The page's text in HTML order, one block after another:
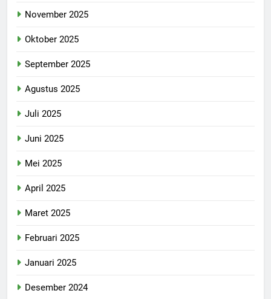
November 2025
Oktober 2025
September 2025
Agustus 2025
Juli 2025
Juni 2025
Mei 2025
April 2025
Maret 2025
Februari 2025
Januari 2025
Desember 2024